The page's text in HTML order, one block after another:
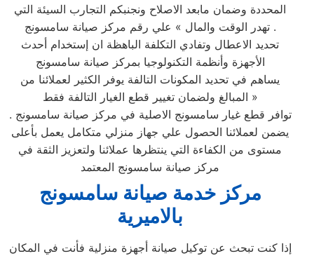
المحددة وضمان مابعد الاصلاح ونجنبكم التجارب السيئة التي
تهدر الوقت والمال » علي رقم مركز صيانة سامسونج .
تحديد الاعطال وتفادي التكلفة الباهظة ان إستخدام أحدث
الأجهزة وأنظمة التكنولوجيا بمركز صيانة سامسونج
يساهم في تحديد المكونات التالفة يوفر الكثير لعملائنا من
المبالغ ولضمان تغيير قطع الغيار التالفة فقط »
توافر قطع غيار سامسونج الاصلية في مركز صيانة سامسونج .
يضمن لعملائنا الحصول علي جهاز منزلي متكامل يعمل بأعلى
مستوى من الكفاءة التي ينتظرها عملائنا ولتعزيز الثقة في
مركز صيانة سامسونج المعتمد
مركز خدمة صيانة سامسونج
بالاميرية
إذا كنت تبحث عن توكيل صيانة أجهزة منزلية فأنت في المكان